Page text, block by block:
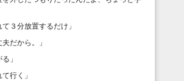
て３分放置するだけ 」
だから。
」
る 」
行く 」